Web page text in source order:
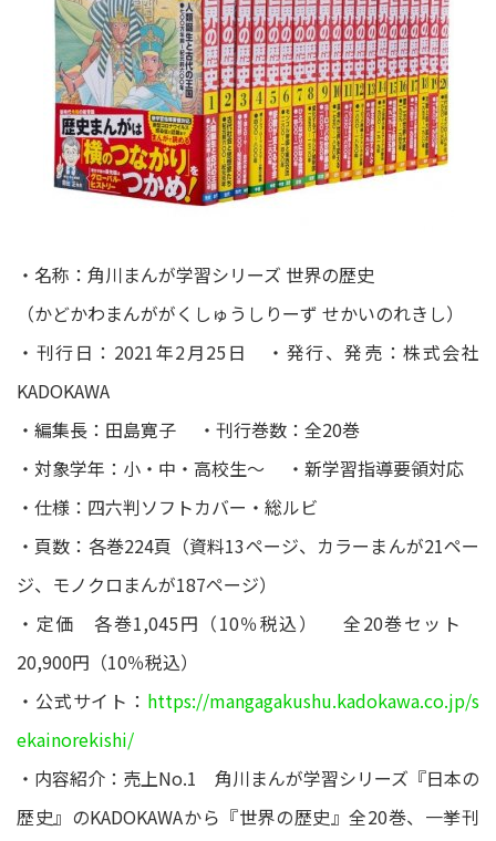
・名称：角川まんが学習シリーズ 世界の歴史
（かどかわまんががくしゅうしりーず せかいのれきし）
・刊行日：2021年2月25日 ・発行、発売：株式会社
KADOKAWA
・編集長：田島寛子 ・刊行巻数：全20巻
・対象学年：小・中・高校生～ ・新学習指導要領対応
・仕様：四六判ソフトカバー・総ルビ
・頁数：各巻224頁（資料13ページ、カラーまんが21ペー
ジ、モノクロまんが187ページ）
・定価 各巻1,045円（10％税込） 全20巻セット
20,900円（10％税込）
・公式サイト： https://mangagakushu.kadokawa.co.jp/s
ekainorekishi/
・内容紹介：売上No.1 角川まんが学習シリーズ『日本の
歴史』のKADOKAWAから『世界の歴史』全20巻、一挙刊